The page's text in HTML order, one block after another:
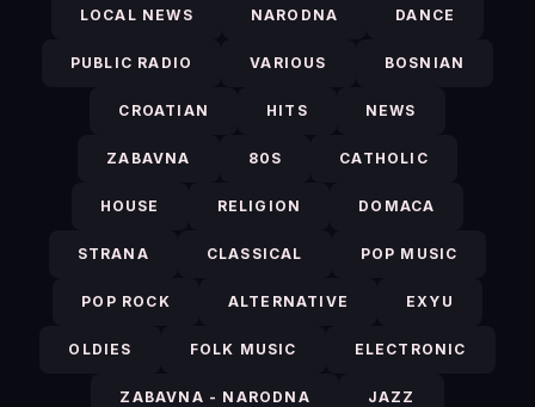
LOCAL NEWS NARODNA DANCE
PUBLIC RADIO VARIOUS BOSNIAN
CROATIAN HITS NEWS
ZABAVNA 80S CATHOLIC
HOUSE RELIGION DOMACA
STRANA CLASSICAL POP MUSIC
POP ROCK ALTERNATIVE EXYU
OLDIES FOLK MUSIC ELECTRONIC
ZABAVNA - NARODNA JAZZ